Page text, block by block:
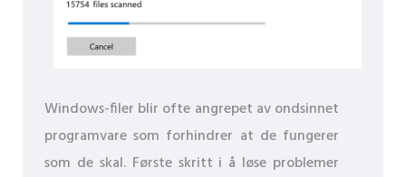
Windows-filer blir ofte angrepet av ondsinnet
programvare som forhindrer at de fungerer
som de skal. Første skritt i å løse problemer